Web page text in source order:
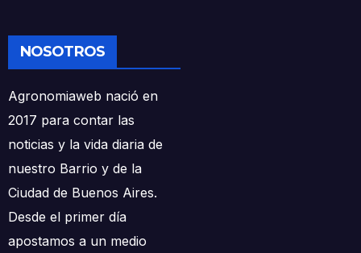
NOSOTROS
Agronomiaweb nació en
2017 para contar las
noticias y la vida diaria de
nuestro Barrio y de la
Ciudad de Buenos Aires.
Desde el primer día
apostamos a un medio